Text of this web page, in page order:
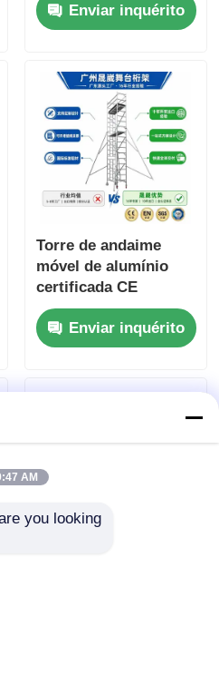
suporte manual de
guincho e base de
para som profissional
de áudio
Enviar inquérito
Torre de andaime
móvel de alumínio
certificada CE
EN1004 com liga de
alumínio 6061-T6 e
altura ajustável 6-12m
Enviar inquérito
AM
you looking